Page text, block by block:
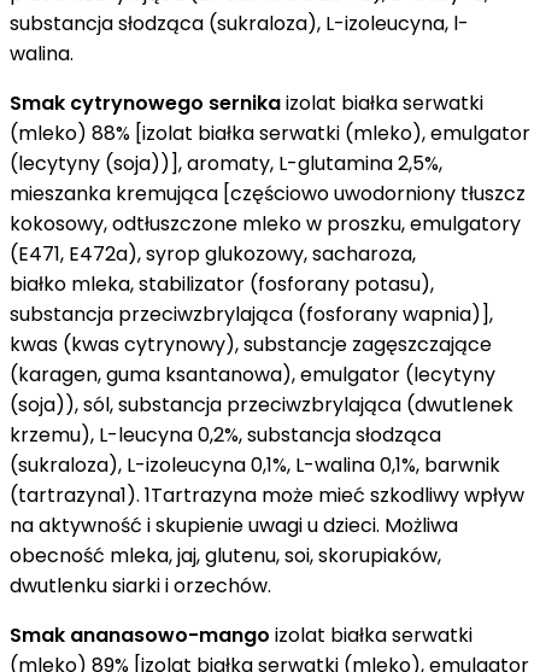
substancja słodząca (sukraloza), L-izoleucyna, l-
walina.
Smak cytrynowego sernikaizolat białka serwatki
(mleko) 88% [izolat białka serwatki (mleko), emulgator
(lecytyny (soja))], aromaty, L-glutamina 2,5%,
mieszanka kremująca [częściowo uwodorniony tłuszcz
kokosowy, odtłuszczone mleko w proszku, emulgatory
(E471, E472a), syrop glukozowy, sacharoza,
białko mleka, stabilizator (fosforany potasu),
substancja przeciwzbrylająca (fosforany wapnia)],
kwas (kwas cytrynowy), substancje zagęszczające
(karagen, guma ksantanowa), emulgator (lecytyny
(soja)), sól, substancja przeciwzbrylająca (dwutlenek
krzemu), L-leucyna 0,2%, substancja słodząca
(sukraloza), L-izoleucyna 0,1%, L-walina 0,1%, barwnik
(tartrazyna1). 1Tartrazyna może mieć szkodliwy wpływ
na aktywność i skupienie uwagi u dzieci. Możliwa
obecność mleka, jaj, glutenu, soi, skorupiaków,
dwutlenku siarki i orzechów.
Smak ananasowo-mango izolat białka serwatki
(mleko) 89% [izolat białka serwatki (mleko), emulgator